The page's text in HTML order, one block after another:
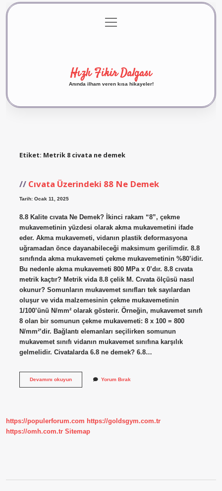
Gizlilik Politikası
menüyü
aç
Hızlı Fikir Dalgası
Anında ilham veren kısa hikayeler!
Etiket: Metrik 8 civata ne demek
Cıvata Üzerindeki 88 Ne Demek
Tarih: Ocak 11, 2025
8.8 Kalite cıvata Ne Demek? İkinci rakam “8”, çekme
mukavemetinin yüzdesi olarak akma mukavemetini ifade
eder. Akma mukavemeti, vidanın plastik deformasyona
uğramadan önce dayanabileceği maksimum gerilimdir. 8.8
sınıfında akma mukavemeti çekme mukavemetinin %80’idir.
Bu nedenle akma mukavemeti 800 MPa x 0’dır. 8.8 cıvata
metrik kaçtır? Metrik vida 8.8 çelik M. Cıvata ölçüsü nasıl
okunur? Somunların mukavemet sınıfları tek sayılardan
oluşur ve vida malzemesinin çekme mukavemetinin
1/100’ünü N/mm² olarak gösterir. Örneğin, mukavemet sınıfı
8 olan bir somunun çekme mukavemeti: 8 x 100 = 800
N/mm²’dir. Bağlantı elemanları seçilirken somunun
mukavemet sınıfı vidanın mukavemet sınıfına karşılık
gelmelidir. Civatalarda 6.8 ne demek? 6.8…
Devamını okuyunCıvata
Yorum Bırak
https://populerforum.com https://goldsgym.com.tr
https://omh.com.tr Sitemap